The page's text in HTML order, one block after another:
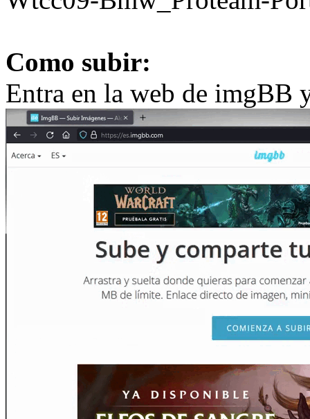
Como subir:
Entra en la web de imgBB